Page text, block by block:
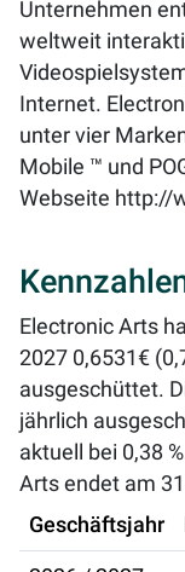
Unternehmen
weltweit
Internet.
unter vier
Mobile ™ und
Webseite http://
Electronic Arts
2027 0,6531€
ausgeschüttet.
jährlich
aktuell bei 0,38 %
Arts endet am
Geschäftsjahr